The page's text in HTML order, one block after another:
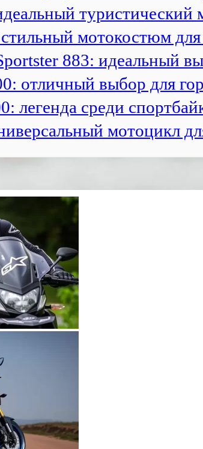
туристический
мотокостюм
883: идеальный
отличный выбор для
легенда среди
мотоцикл